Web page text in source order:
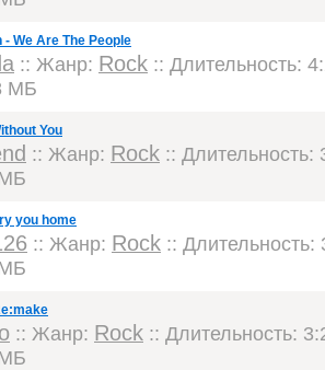
- We Are The People
:: Жанр: Rock :: Длительность:
МБ
You
:: Жанр: Rock :: Длительность:
you home
:: Жанр: Rock :: Длительность:
:: Жанр: Rock :: Длительность: